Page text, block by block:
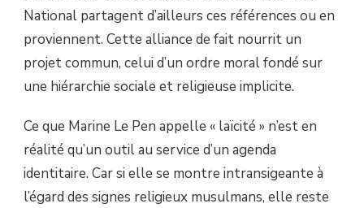
National partagent d’ailleurs ces références ou en
proviennent. Cette alliance de fait nourrit un
projet commun, celui d’un ordre moral fondé sur
une hiérarchie sociale et religieuse implicite.
Ce que Marine Le Pen appelle « laïcité » n’est en
réalité qu’un outil au service d’un agenda
identitaire. Car si elle se montre intransigeante à
l’égard des signes religieux musulmans, elle reste